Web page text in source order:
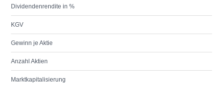
Dividendenrendite in %
KGV
Gewinn je Aktie
Anzahl Aktien
Marktkapitalisierung